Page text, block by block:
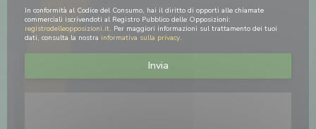
In conformità al Codice del Consumo, hai il diritto di opporti alle chiamate
commerciali iscrivendoti al Registro Pubblico delle Opposizioni:
registrodelleopposizioni.it. Per maggiori informazioni sul trattamento dei tuoi
dati, consulta la nostra informativa sulla privacy.